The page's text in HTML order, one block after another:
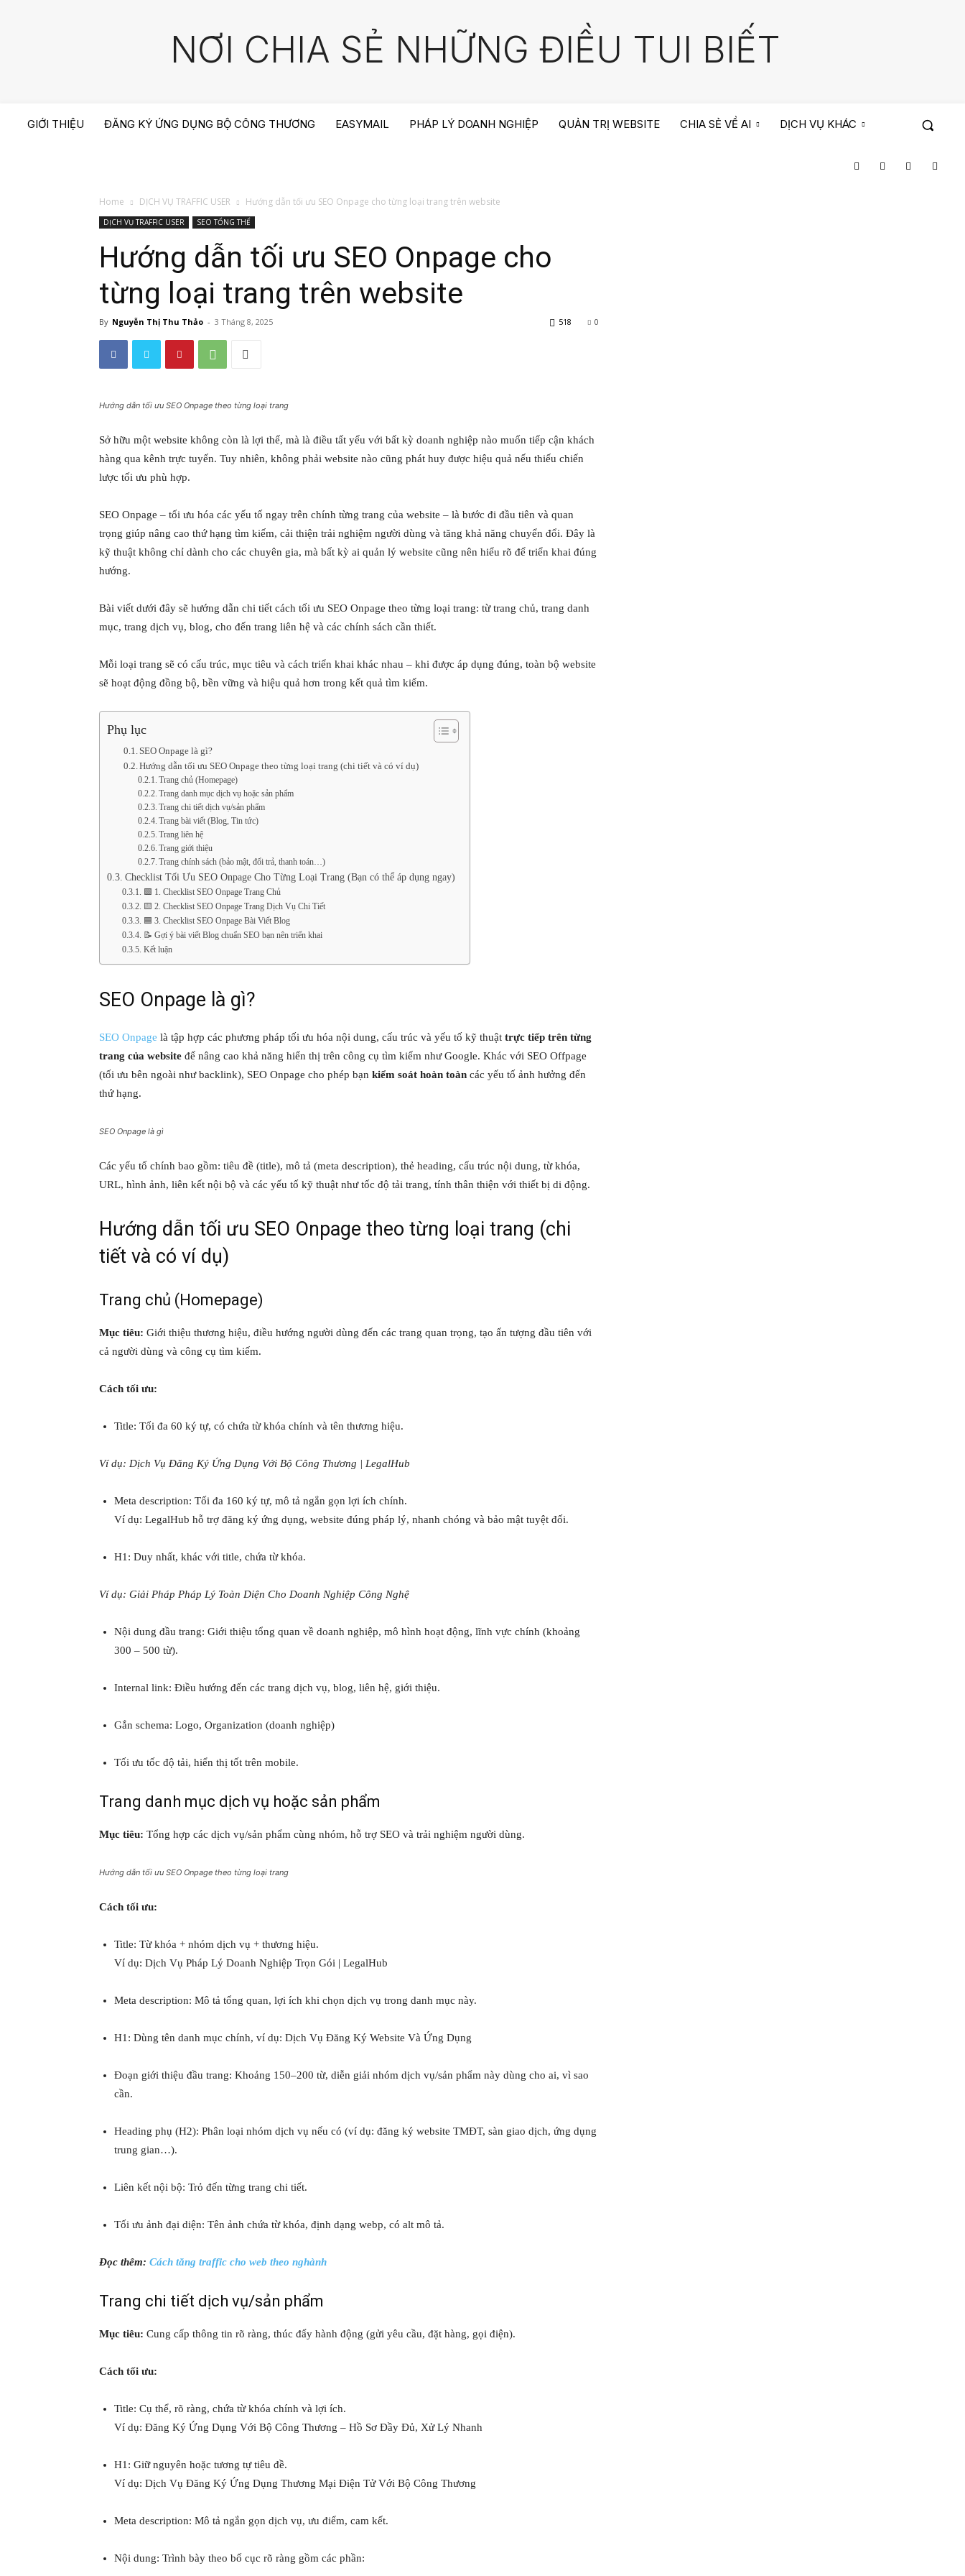
NƠI CHIA SẺ NHỮNG ĐIỀU TUI BIẾT
GIỚI THIỆU ĐĂNG KÝ ỨNG DỤNG BỘ CÔNG THƯƠNG EASYMAIL PHÁP LÝ DOANH NGHIỆP QUẢN TRỊ WEBSITE CHIA SẺ VỀ AI DỊCH VỤ KHÁC
Home DỊCH VỤ TRAFFIC USER Hướng dẫn tối ưu SEO Onpage cho từng loại trang trên website
DỊCH VỤ TRAFFIC USER SEO TỔNG THỂ
Hướng dẫn tối ưu SEO Onpage cho
từng loại trang trên website
By Nguyễn Thị Thu Thảo - 3 Tháng 8, 2025 0
518
Hướng dẫn tối ưu SEO Onpage theo từng loại trang
Sở hữu một website không còn là lợi thế, mà là điều tất yếu với bất kỳ doanh nghiệp nào muốn tiếp cận khách
hàng qua kênh trực tuyến. Tuy nhiên, không phải website nào cũng phát huy được hiệu quả nếu thiếu chiến
lược tối ưu phù hợp.
SEO Onpage – tối ưu hóa các yếu tố ngay trên chính từng trang của website – là bước đi đầu tiên và quan
trọng giúp nâng cao thứ hạng tìm kiếm, cải thiện trải nghiệm người dùng và tăng khả năng chuyển đổi. Đây là
kỹ thuật không chỉ dành cho các chuyên gia, mà bất kỳ ai quản lý website cũng nên hiểu rõ để triển khai đúng
hướng.
Bài viết dưới đây sẽ hướng dẫn chi tiết cách tối ưu SEO Onpage theo từng loại trang: từ trang chủ, trang danh
mục, trang dịch vụ, blog, cho đến trang liên hệ và các chính sách cần thiết.
Mỗi loại trang sẽ có cấu trúc, mục tiêu và cách triển khai khác nhau – khi được áp dụng đúng, toàn bộ website
sẽ hoạt động đồng bộ, bền vững và hiệu quả hơn trong kết quả tìm kiếm.
Phụ lục
SEO Onpage là gì?
Hướng dẫn tối ưu SEO Onpage theo từng loại trang (chi tiết và có ví dụ)
Trang chủ (Homepage)
Trang danh mục dịch vụ hoặc sản phẩm
Trang chi tiết dịch vụ/sản phẩm
Trang bài viết (Blog, Tin tức)
Trang liên hệ
Trang giới thiệu
Trang chính sách (bảo mật, đổi trả, thanh toán…)
Checklist Tối Ưu SEO Onpage Cho Từng Loại Trang (Bạn có thể áp dụng ngay)
🟩 1. Checklist SEO Onpage Trang Chủ
🟨 2. Checklist SEO Onpage Trang Dịch Vụ Chi Tiết
🟦 3. Checklist SEO Onpage Bài Viết Blog
📝 Gợi ý bài viết Blog chuẩn SEO bạn nên triển khai
Kết luận
SEO Onpage là gì?
SEO Onpage là tập hợp các phương pháp tối ưu hóa nội dung, cấu trúc và yếu tố kỹ thuật trực tiếp trên từng
trang của website để nâng cao khả năng hiển thị trên công cụ tìm kiếm như Google. Khác với SEO Offpage
(tối ưu bên ngoài như backlink), SEO Onpage cho phép bạn kiểm soát hoàn toàn các yếu tố ảnh hưởng đến
thứ hạng.
SEO Onpage là gì
Các yếu tố chính bao gồm: tiêu đề (title), mô tả (meta description), thẻ heading, cấu trúc nội dung, từ khóa,
URL, hình ảnh, liên kết nội bộ và các yếu tố kỹ thuật như tốc độ tải trang, tính thân thiện với thiết bị di động.
Hướng dẫn tối ưu SEO Onpage theo từng loại trang (chi
tiết và có ví dụ)
Trang chủ (Homepage)
Mục tiêu: Giới thiệu thương hiệu, điều hướng người dùng đến các trang quan trọng, tạo ấn tượng đầu tiên với
cả người dùng và công cụ tìm kiếm.
Cách tối ưu:
Title: Tối đa 60 ký tự, có chứa từ khóa chính và tên thương hiệu.
Ví dụ: Dịch Vụ Đăng Ký Ứng Dụng Với Bộ Công Thương | LegalHub
Meta description: Tối đa 160 ký tự, mô tả ngắn gọn lợi ích chính.
Ví dụ: LegalHub hỗ trợ đăng ký ứng dụng, website đúng pháp lý, nhanh chóng và bảo mật tuyệt đối.
H1: Duy nhất, khác với title, chứa từ khóa.
Ví dụ: Giải Pháp Pháp Lý Toàn Diện Cho Doanh Nghiệp Công Nghệ
Nội dung đầu trang: Giới thiệu tổng quan về doanh nghiệp, mô hình hoạt động, lĩnh vực chính (khoảng
300 – 500 từ).
Internal link: Điều hướng đến các trang dịch vụ, blog, liên hệ, giới thiệu.
Gắn schema: Logo, Organization (doanh nghiệp)
Tối ưu tốc độ tải, hiển thị tốt trên mobile.
Trang danh mục dịch vụ hoặc sản phẩm
Mục tiêu: Tổng hợp các dịch vụ/sản phẩm cùng nhóm, hỗ trợ SEO và trải nghiệm người dùng.
Hướng dẫn tối ưu SEO Onpage theo từng loại trang
Cách tối ưu:
Title: Từ khóa + nhóm dịch vụ + thương hiệu.
Ví dụ: Dịch Vụ Pháp Lý Doanh Nghiệp Trọn Gói | LegalHub
Meta description: Mô tả tổng quan, lợi ích khi chọn dịch vụ trong danh mục này.
H1: Dùng tên danh mục chính, ví dụ: Dịch Vụ Đăng Ký Website Và Ứng Dụng
Đoạn giới thiệu đầu trang: Khoảng 150–200 từ, diễn giải nhóm dịch vụ/sản phẩm này dùng cho ai, vì sao
cần.
Heading phụ (H2): Phân loại nhóm dịch vụ nếu có (ví dụ: đăng ký website TMĐT, sàn giao dịch, ứng dụng
trung gian…).
Liên kết nội bộ: Trỏ đến từng trang chi tiết.
Tối ưu ảnh đại diện: Tên ảnh chứa từ khóa, định dạng webp, có alt mô tả.
Đọc thêm: Cách tăng traffic cho web theo nghành
Trang chi tiết dịch vụ/sản phẩm
Mục tiêu: Cung cấp thông tin rõ ràng, thúc đẩy hành động (gửi yêu cầu, đặt hàng, gọi điện).
Cách tối ưu:
Title: Cụ thể, rõ ràng, chứa từ khóa chính và lợi ích.
Ví dụ: Đăng Ký Ứng Dụng Với Bộ Công Thương – Hồ Sơ Đầy Đủ, Xử Lý Nhanh
H1: Giữ nguyên hoặc tương tự tiêu đề.
Ví dụ: Dịch Vụ Đăng Ký Ứng Dụng Thương Mại Điện Tử Với Bộ Công Thương
Meta description: Mô tả ngắn gọn dịch vụ, ưu điểm, cam kết.
Nội dung: Trình bày theo bố cục rõ ràng gồm các phần: